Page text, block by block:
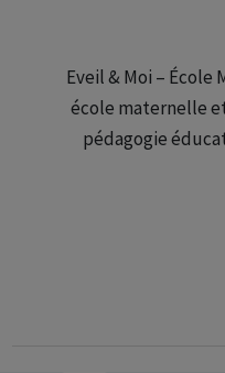
Eveil & Moi – École
école maternelle
pédagogie